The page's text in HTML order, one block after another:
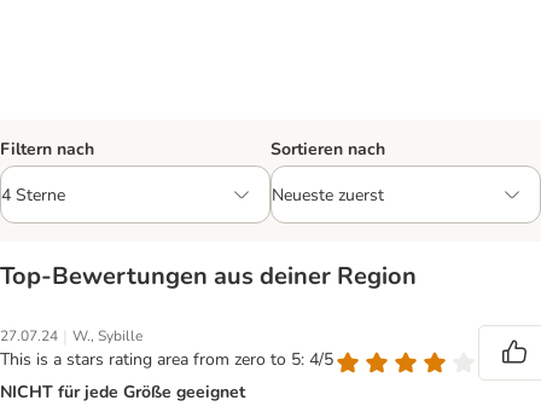
Filtern nach Sortieren nach
Top‑Bewertungen aus deiner Region
27.07.24 | W., Sybille
This is a stars rating area from zero to 5: 4/5
NICHT für jede Größe geeignet